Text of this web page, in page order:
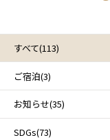
すべて(113)
ご宿泊(3)
お知らせ(35)
SDGs(73)